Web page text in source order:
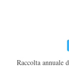
Raccolta annuale